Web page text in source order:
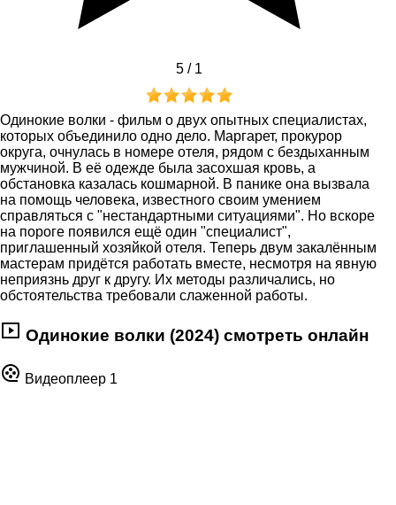
5 / 1
Одинокие волки - фильм о двух опытных специалистах,
которых объединило одно дело. Маргарет, прокурор
округа, очнулась в номере отеля, рядом с бездыханным
мужчиной. В её одежде была засохшая кровь, а
обстановка казалась кошмарной. В панике она вызвала
на помощь человека, известного своим умением
справляться с "нестандартными ситуациями". Но вскоре
на пороге появился ещё один "специалист",
приглашенный хозяйкой отеля. Теперь двум закалённым
мастерам придётся работать вместе, несмотря на явную
неприязнь друг к другу. Их методы различались, но
обстоятельства требовали слаженной работы.
Одинокие волки (2024) смотреть онлайн
Видеоплеер 1